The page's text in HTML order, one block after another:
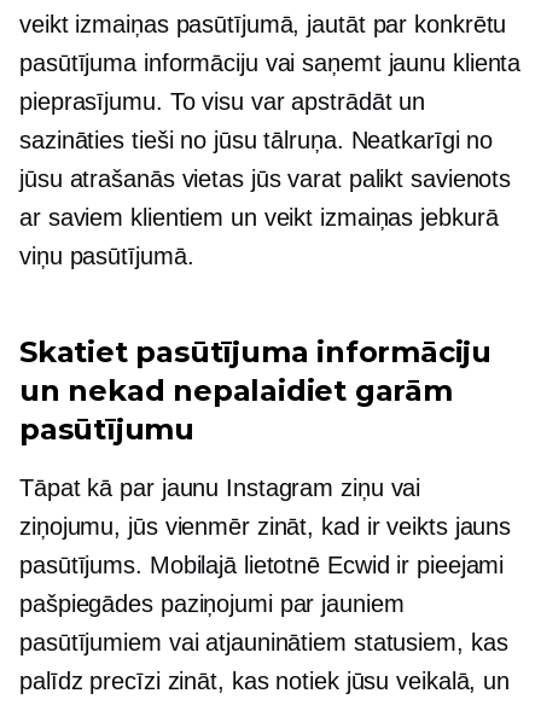
veikt izmaiņas pasūtījumā, jautāt par konkrētu
pasūtījuma informāciju vai saņemt jaunu klienta
pieprasījumu. To visu var apstrādāt un
sazināties tieši no jūsu tālruņa. Neatkarīgi no
jūsu atrašanās vietas jūs varat palikt savienots
ar saviem klientiem un veikt izmaiņas jebkurā
viņu pasūtījumā.
Skatiet pasūtījuma informāciju
un nekad nepalaidiet garām
pasūtījumu
Tāpat kā par jaunu Instagram ziņu vai
ziņojumu, jūs vienmēr zināt, kad ir veikts jauns
pasūtījums. Mobilajā lietotnē Ecwid ir pieejami
pašpiegādes paziņojumi par jauniem
pasūtījumiem vai atjauninātiem statusiem, kas
palīdz precīzi zināt, kas notiek jūsu veikalā, un